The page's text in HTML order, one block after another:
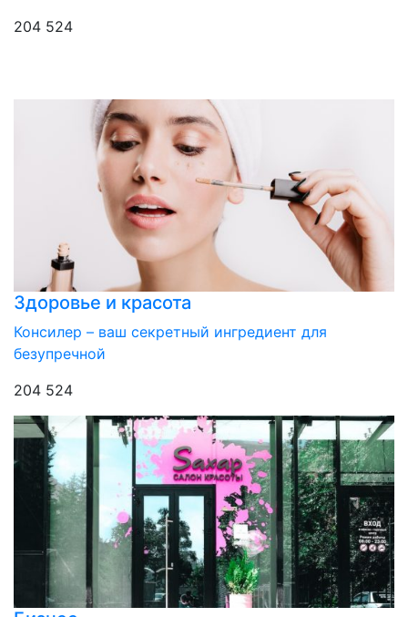
204 524
Здоровье и красота
Консилер – ваш секретный ингредиент для
безупречной
204 524